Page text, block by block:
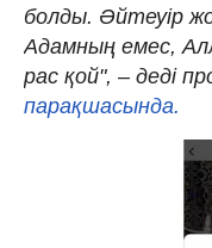
болды. Әйтеуір
Адамның емес,
рас қой", – деді
парақшасында.